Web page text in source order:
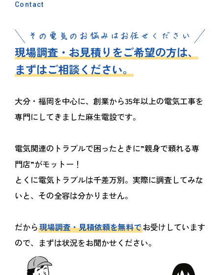
Contact
現場調査・お見積りをご希望の方は、
まずはご相談ください。
大分・福岡を中心に、創業から35年以上の電気工事を
専門にしてきました麻生電設です。
電気関連のトラブルで困ったときに”親身で頼れる専
門店”がモットー！
とくに電気トラブルは千差万別。実際に調査してみな
いと、その全容は分かりません。
だから現場調査・見積依頼を無料でお受けしています
ので、まずは状況をお聞かせください。